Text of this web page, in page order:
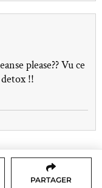
please?? Vu ce
!!
PARTAGER